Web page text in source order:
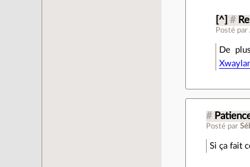
[^] #
Posté par
De
#
Posté par
Si ça fait